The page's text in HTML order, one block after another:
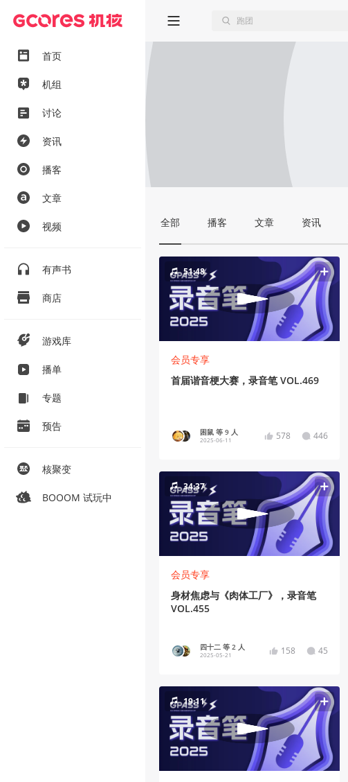
首页
机组
讨论
资讯
播客
文章
视频
有声书
商店
游戏库
播单
专题
预告
核聚变
BOOOM 试玩中
全部 播客 文章 资讯
51:48
会员专享
首届谐音梗大赛，录音笔 VOL.469
困鼠 等 9 人
2025-06-11 578 446
34:37
会员专享
身材焦虑与《肉体工厂》，录音笔
VOL.455
四十二 等 2 人
2025-05-21 158 45
19:11